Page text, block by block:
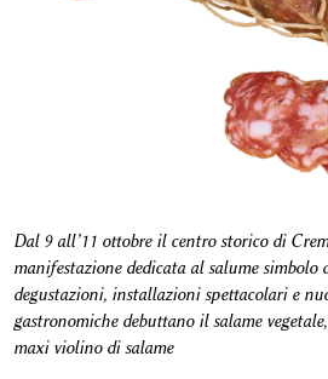
Dal 9 all’11 ottobre il centro storico di
manifestazione dedicata al salume simbolo
degustazioni, installazioni spettacolari e
gastronomiche debuttano il salame
maxi violino di salame